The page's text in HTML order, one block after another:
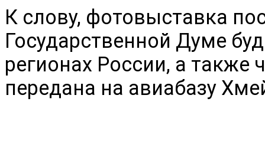
К слову, фотовыставка
Государственной Думе
регионах России, а также
передана на авиабазу